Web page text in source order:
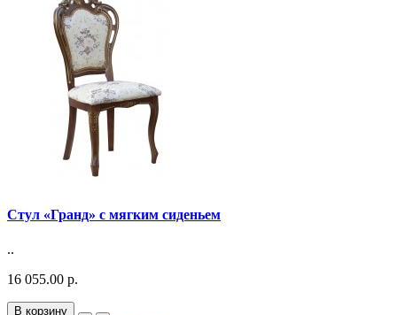
Стул «Гранд» с мягким сиденьем
..
16 055.00 р.
В корзину